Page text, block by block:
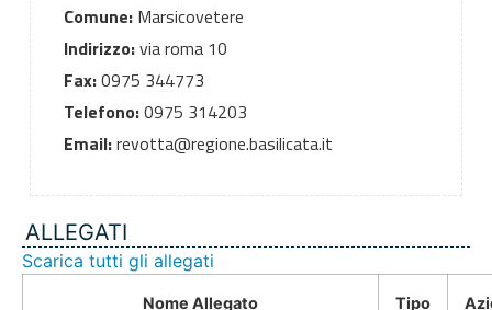
Comune:Marsicovetere
Indirizzo:via roma 10
Fax:0975 344773
Telefono:0975 314203
Email:revotta@regione.basilicata.it
ALLEGATI
Scarica tutti gli allegati
Nome Allegato Tipo